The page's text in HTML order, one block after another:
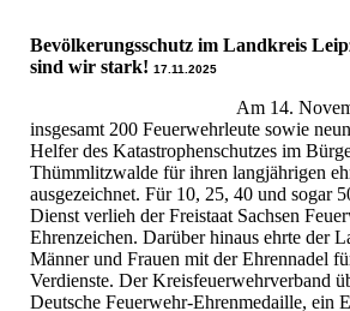
Bevölkerungsschutz im Landkreis
sind wir stark! 17.11.2025
Am 14.
insgesamt 200 Feuerwehrleute sowie
Helfer des Katastrophenschutzes im
Thümmlitzwalde für ihren langjährigen
ausgezeichnet. Für 10, 25, 40 und sogar
Dienst verlieh der Freistaat Sachsen
Ehrenzeichen. Darüber hinaus ehrte der
Männer und Frauen mit der Ehrennadel
Verdienste. Der Kreisfeuerwehrverband
Deutsche Feuerwehr-Ehrenmedaille, ein